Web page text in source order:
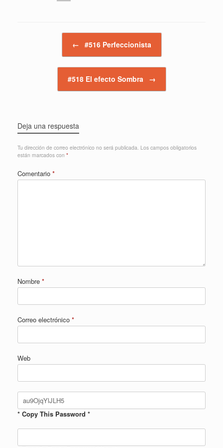
← #516 Perfeccionista
#518 El efecto Sombra →
Deja una respuesta
Tu dirección de correo electrónico no será publicada. Los campos obligatorios
están marcados con *
Comentario *
Nombre *
Correo electrónico *
Web
* Copy This Password *